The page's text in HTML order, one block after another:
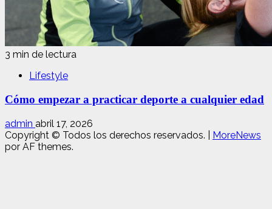
3 min de lectura
Lifestyle
Cómo empezar a practicar deporte a cualquier edad
admin abril 17, 2026
Copyright © Todos los derechos reservados.
MoreNews
por AF themes.